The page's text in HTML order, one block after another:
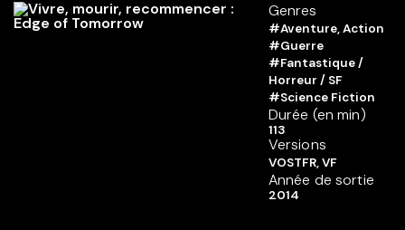
Genres
#Aventure, Action
#Guerre
#Fantastique /
Horreur / SF
#Science Fiction
Durée (en min)
113
Versions
VOSTFR, VF
Année de sortie
2014